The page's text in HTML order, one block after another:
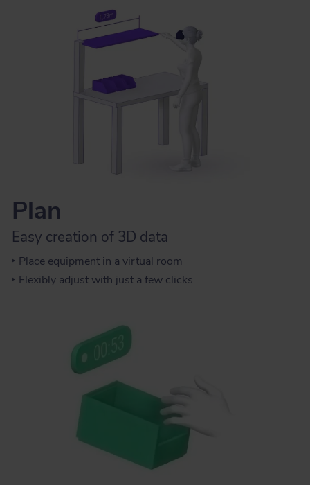
Plan
Easy creation of 3D data
‣ Place equipment in a virtual room
‣ Flexibly adjust with just a few clicks